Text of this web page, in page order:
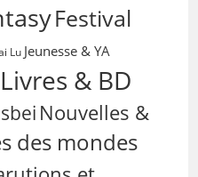
Festival
Lu Jeunesse & YA
Livres & BD
Nouvelles &
des mondes